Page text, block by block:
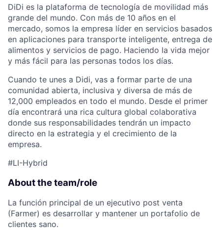
ACME Homepage
DiDi es la plataforma de tecnología de movilidad más
grande del mundo. Con más de 10 años en el
mercado, somos la empresa líder en servicios basados
en aplicaciones para transporte inteligente, entrega de
alimentos y servicios de pago. Haciendo la vida mejor
y más fácil para las personas todos los días.
Cuando te unes a Didi, vas a formar parte de una
comunidad abierta, inclusiva y diversa de más de
12,000 empleados en todo el mundo. Desde el primer
día encontrará una rica cultura global colaborativa
donde sus responsabilidades tendrán un impacto
directo en la estrategia y el crecimiento de la
empresa.
#LI-Hybrid
About the team/role
La función principal de un ejecutivo post venta
(Farmer) es desarrollar y mantener un portafolio de
clientes sano.